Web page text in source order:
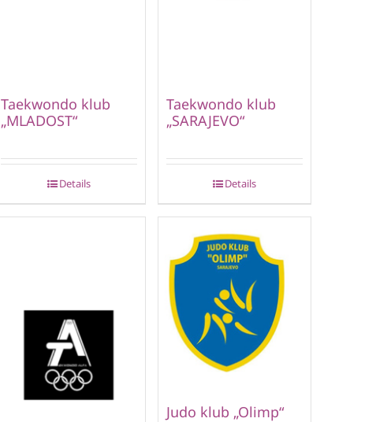
Taekwondo klub
„MLADOST“
Details
Taekwondo klub
„SARAJEVO“
Details
Judo klub „Olimp“